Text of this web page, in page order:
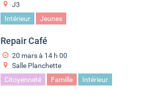
J3
Intérieur
Jeunes
Repair Café
20 mars à 14 h 00
Salle Planchette
Citoyenneté
Famille Intérieur